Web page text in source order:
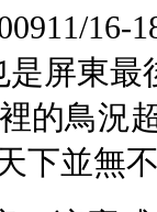
16-
是屏東最
的鳥況
下並無